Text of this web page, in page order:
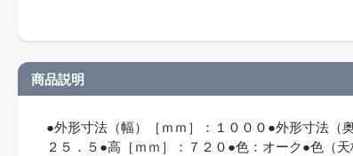
商品説明
●外形寸法（幅）［ｍｍ］：１０００●外形寸法（
２５．５●高［ｍｍ］：７２０●色：オーク●色（